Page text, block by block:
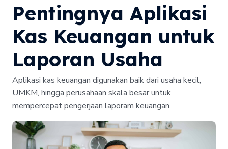
Pentingnya Aplikasi
Kas Keuangan untuk
Laporan Usaha
Aplikasi kas keuangan digunakan baik dari usaha kecil,
UMKM, hingga perusahaan skala besar untuk
mempercepat pengerjaan laporam keuangan